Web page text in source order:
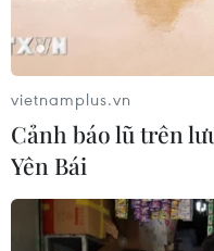
vietnamplus.vn
Cảnh báo lũ trên
Yên Bái